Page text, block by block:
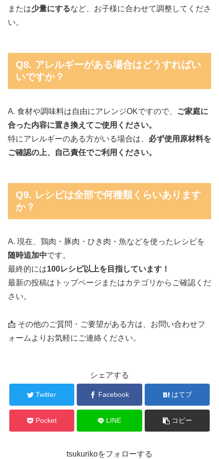
または少量にするなど、お子様に合わせて調整してくださ
い。
Q8. アレルギーがある場合はどうすればい
いですか？
A. 食材や調味料は自由にアレンジOKですので、
ご家庭に
合った内容に置き換えてご使用ください。
特にアレルギーのある方がいる場合は、 必ず使用原材料を
ご確認の上、自己責任でご利用ください。
Q9. レシピは全部で何種類くらいあります
か？
A. 現在、鶏肉・豚肉・ひき肉・魚などを使ったレシピを
随時追加中です。
最終的には100レシピ以上を目指しています！
最新の投稿はトップページまたはカテゴリからご確認くだ
さい。
📩 その他のご質問・ご要望がある方は、お問い合わせフ
ォームよりお気軽にご連絡ください。
シェアする
Twitter Facebook はてブ
Pocket LINE コピー
tsukurikoをフォローする